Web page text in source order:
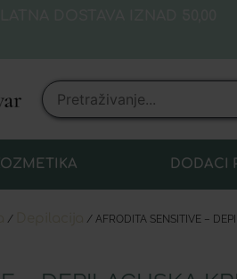
DODACI
/ / AFRODITA SENSITIVE –